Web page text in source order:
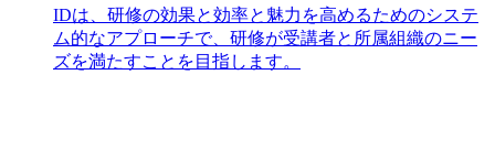
IDは、研修の効果と効率と魅力を高めるためのシステ
ム的なアプローチで、研修が受講者と所属組織のニー
ズを満たすことを目指します。